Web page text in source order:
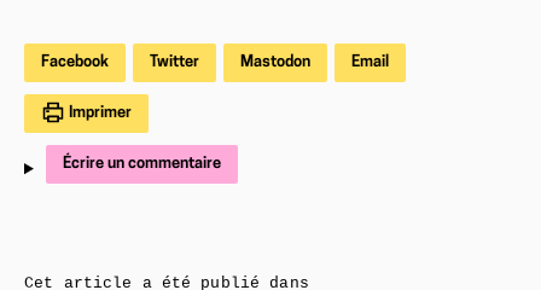
Facebook Twitter Mastodon Email
Imprimer
Écrire un commentaire
Cet article a été publié dans